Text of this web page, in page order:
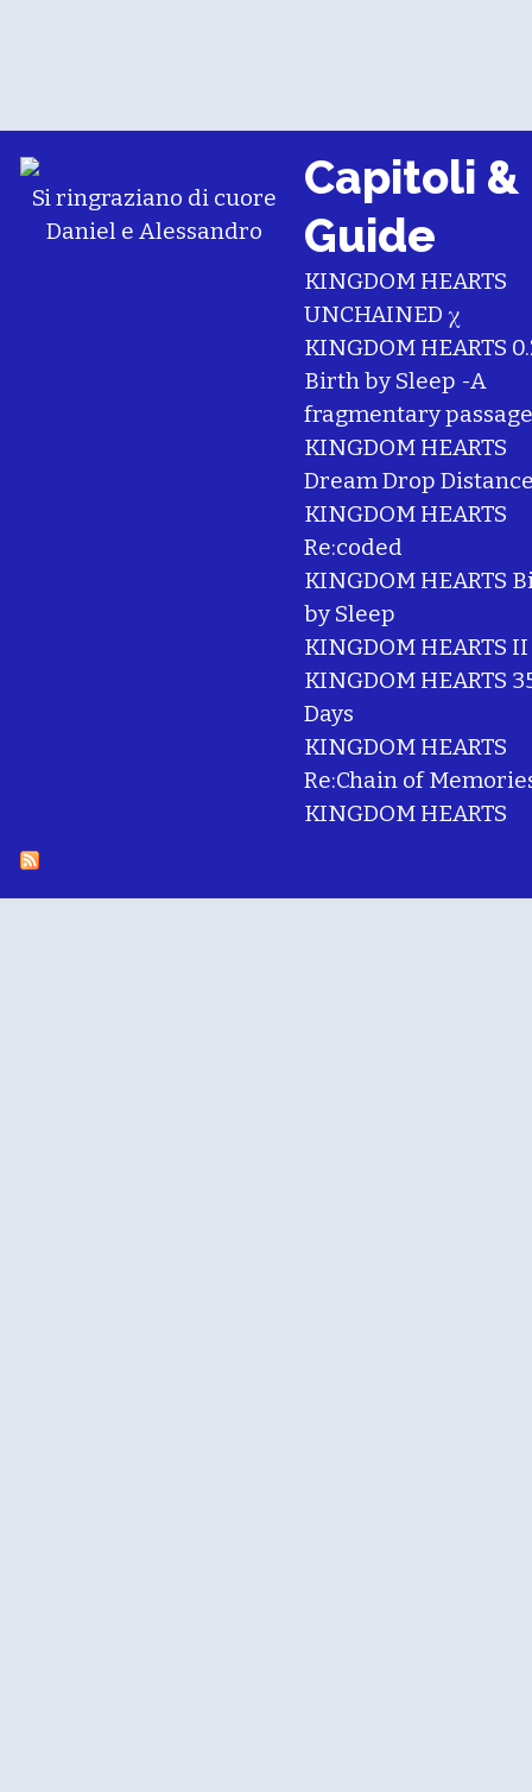
Si ringraziano di cuore
Daniel e Alessandro
Capitoli &
Guide
KINGDOM HEARTS
UNCHAINED χ
KINGDOM HEARTS
Birth by Sleep -A
fragmentary
KINGDOM HEARTS
Dream Drop
KINGDOM HEARTS
Re:coded
KINGDOM HEARTS
by Sleep
KINGDOM HEARTS II
KINGDOM HEARTS
Days
KINGDOM HEARTS
Re:Chain of
KINGDOM HEARTS